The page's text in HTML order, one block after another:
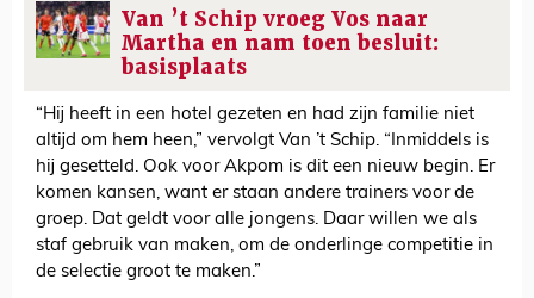
Van ’t Schip vroeg Vos naar
Martha en nam toen besluit:
basisplaats
“Hij heeft in een hotel gezeten en had zijn familie niet
altijd om hem heen,” vervolgt Van ’t Schip. “Inmiddels is
hij gesetteld. Ook voor Akpom is dit een nieuw begin. Er
komen kansen, want er staan andere trainers voor de
groep. Dat geldt voor alle jongens. Daar willen we als
staf gebruik van maken, om de onderlinge competitie in
de selectie groot te maken.”